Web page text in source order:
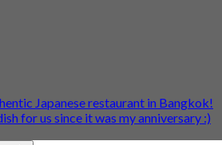
Japanese restaurant in Bangkok!
for us since it was my anniversary :)